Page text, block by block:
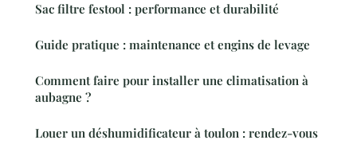
Sac filtre festool : performance et durabilité
Guide pratique : maintenance et engins de levage
Comment faire pour installer une climatisation à
aubagne ?
Louer un déshumidificateur à toulon : rendez-vous